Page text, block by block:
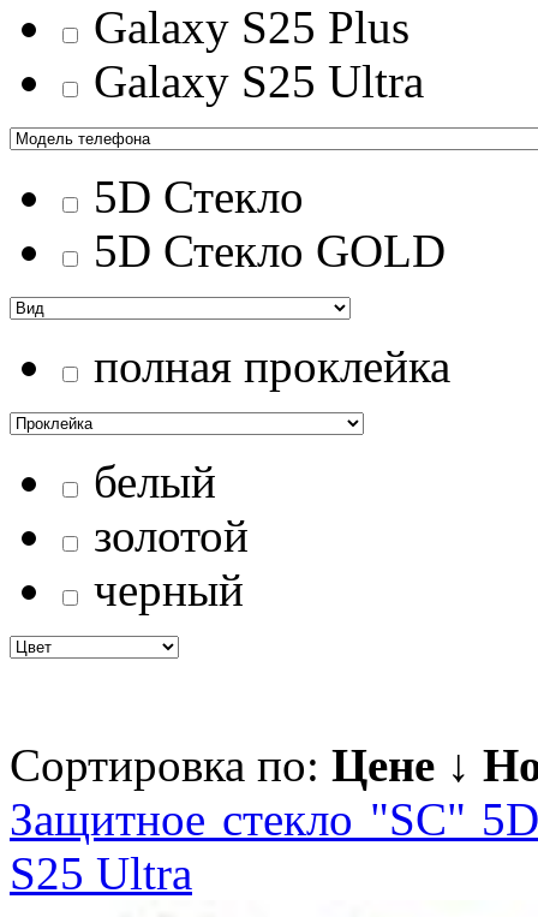
Galaxy S25 Plus
Galaxy S25 Ultra
5D Стекло
5D Стекло GOLD
полная проклейка
белый
золотой
черный
Сортировка по: Цене ↓
Защитное стекло "SC"
S25 Ultra